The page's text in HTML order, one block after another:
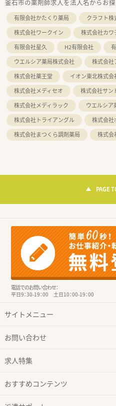
釜石市の薬剤師求人を法人名からお探
有限会社かたくり薬局 クラフト株
株式会社ワークイン
株式会社カワ
有限会社星久
H2有限会社
ウエルシア薬局株式会社
株式会社
株式会社薬王堂
イオン東北株式会
株式会社メディセオ
株式会社サン
株式会社メディラック
ウエルシア
株式会社トライアングル
株式会社
株式会社まつくら調剤薬局
株式会
PAGE
電話でのお問い合わせ：
平日9：30-19：00 土日10：00-19：00
サイトメニュー
お問い合わせ
求人特集
おすすめコンテンツ